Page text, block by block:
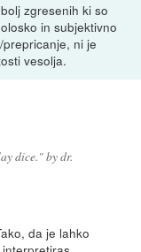
zgresenih ki so
in subjektivno
ni je
vesolja.
dice." by dr.
da je lahko